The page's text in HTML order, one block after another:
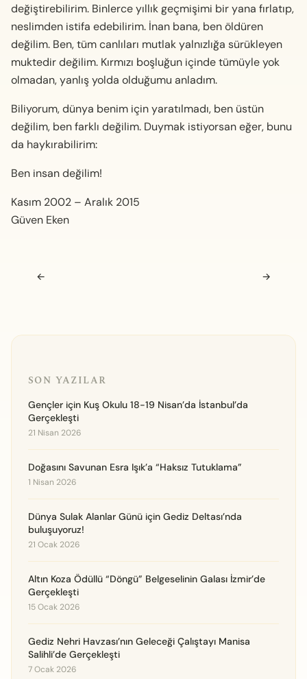
değiştirebilirim. Binlerce yıllık geçmişimi bir yana fırlatıp,
neslimden istifa edebilirim. İnan bana, ben öldüren
değilim. Ben, tüm canlıları mutlak yalnızlığa sürükleyen
muktedir değilim. Kırmızı boşluğun içinde tümüyle yok
olmadan, yanlış yolda olduğumu anladım.
Biliyorum, dünya benim için yaratılmadı, ben üstün
değilim, ben farklı değilim. Duymak istiyorsan eğer, bunu
da haykırabilirim:
Ben insan değilim!
Kasım 2002 – Aralık 2015
Güven Eken
Navigasyon sonrası
← →
SON YAZILAR
Gençler için Kuş Okulu 18-19 Nisan’da İstanbul’da
Gerçekleşti
21 Nisan 2026
Doğasını Savunan Esra Işık’a “Haksız Tutuklama”
1 Nisan 2026
Dünya Sulak Alanlar Günü için Gediz Deltası’nda
buluşuyoruz!
21 Ocak 2026
Altın Koza Ödüllü “Döngü” Belgeselinin Galası İzmir’de
Gerçekleşti
15 Ocak 2026
Gediz Nehri Havzası’nın Geleceği Çalıştayı Manisa
Salihli’de Gerçekleşti
7 Ocak 2026